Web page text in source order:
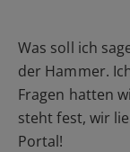
Was soll ich
der Hammer.
Fragen hatten
steht fest, wir
Portal!